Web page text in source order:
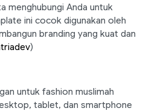
menghubungi Anda untuk
ini cocok digunakan oleh
branding yang kuat dan
)
untuk fashion muslimah
tablet, dan smartphone